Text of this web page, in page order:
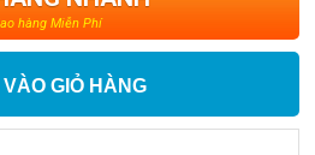
hàng Miễn Phí
GIỎ HÀNG